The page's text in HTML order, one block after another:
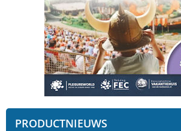
PRODUCTNIEUWS